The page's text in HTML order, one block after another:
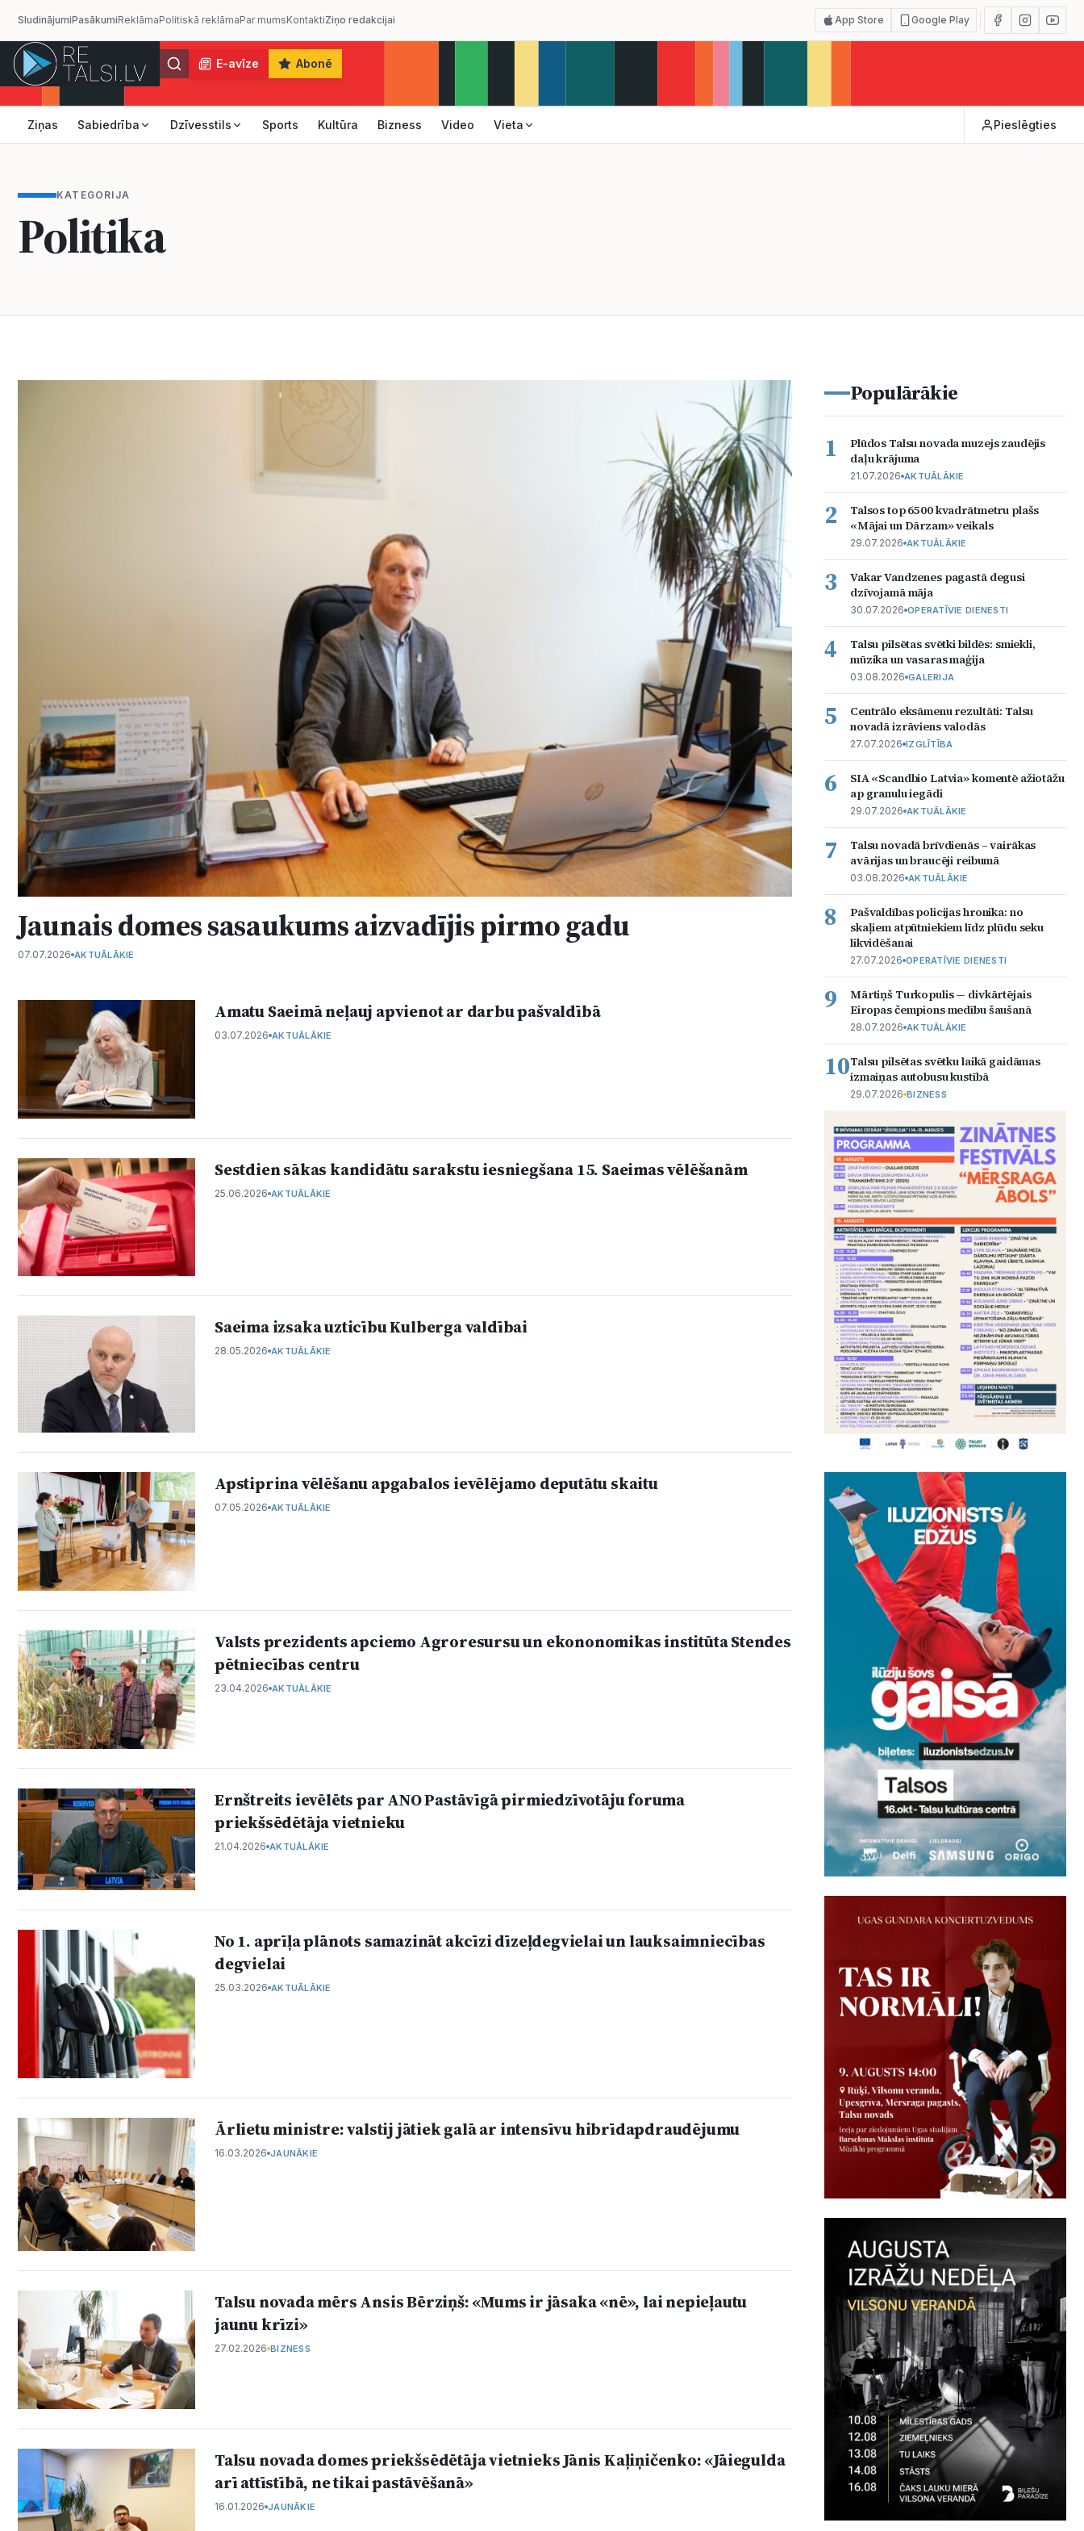
SludinājumiPasākumiReklāmaPolitiskā reklāmaPar mumsKontaktiZiņo redakcijai App Store Google Play
E-avīze Abonē
Ziņas Sabiedrība Dzīvesstils Sports Kultūra Bizness Video Vieta Pieslēgties
KATEGORIJA
Politika
Jaunais domes sasaukums aizvadījis pirmo gadu
07.07.2026 AKTUĀLĀKIE
Amatu Saeimā neļauj apvienot ar darbu pašvaldībā
03.07.2026 AKTUĀLĀKIE
Sestdien sākas kandidātu sarakstu iesniegšana 15. Saeimas vēlēšanām
25.06.2026 AKTUĀLĀKIE
Saeima izsaka uzticību Kulberga valdībai
28.05.2026 AKTUĀLĀKIE
Apstiprina vēlēšanu apgabalos ievēlējamo deputātu skaitu
07.05.2026 AKTUĀLĀKIE
Valsts prezidents apciemo Agroresursu un ekononomikas institūta Stendes
pētniecības centru
23.04.2026 AKTUĀLĀKIE
Ernštreits ievēlēts par ANO Pastāvīgā pirmiedzīvotāju foruma
priekšsēdētāja vietnieku
21.04.2026 AKTUĀLĀKIE
No 1. aprīļa plānots samazināt akcīzi dīzeļdegvielai un lauksaimniecības
degvielai
25.03.2026 AKTUĀLĀKIE
Ārlietu ministre: valstij jātiek galā ar intensīvu hibrīdapdraudējumu
16.03.2026 JAUNĀKIE
Talsu novada mērs Ansis Bērziņš: «Mums ir jāsaka «nē», lai nepieļautu
jaunu krīzi»
27.02.2026 BIZNESS
Talsu novada domes priekšsēdētāja vietnieks Jānis Kaļiņičenko: «Jāiegulda
arī attīstībā, ne tikai pastāvēšanā»
16.01.2026 JAUNĀKIE
Populārākie
1
Plūdos Talsu novada muzejs zaudējis
daļu krājuma
21.07.2026 AKTUĀLĀKIE
2
Talsos top 6500 kvadrātmetru plašs
«Mājai un Dārzam» veikals
29.07.2026 AKTUĀLĀKIE
3
Vakar Vandzenes pagastā degusi
dzīvojamā māja
30.07.2026 OPERATĪVIE DIENESTI
4
Talsu pilsētas svētki bildēs: smiekli,
mūzika un vasaras maģija
03.08.2026 GALERIJA
5
Centrālo eksāmenu rezultāti: Talsu
novadā izrāviens valodās
27.07.2026 IZGLĪTĪBA
6
SIA «Scandbio Latvia» komentē ažiotāžu
ap granulu iegādi
29.07.2026 AKTUĀLĀKIE
7
Talsu novadā brīvdienās – vairākas
avārijas un braucēji reibumā
03.08.2026 AKTUĀLĀKIE
8
Pašvaldības policijas hronika: no
skaļiem atpūtniekiem līdz plūdu seku
likvidēšanai
27.07.2026 OPERATĪVIE DIENESTI
9
Mārtiņš Turkopulis — divkārtējais
Eiropas čempions medību šaušanā
28.07.2026 AKTUĀLĀKIE
10Talsu pilsētas svētku laikā gaidāmas
izmaiņas autobusu kustībā
29.07.2026 BIZNESS